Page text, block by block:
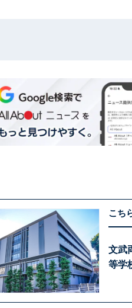
こち
文武
等学